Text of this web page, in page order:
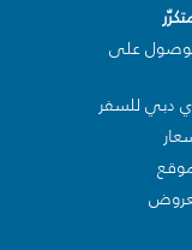
على
دبي للسفر